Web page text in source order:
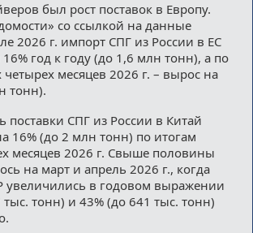
был рост поставок в Европу.
со ссылкой на данные
2026 г. импорт СПГ из России в ЕС
год к году (до 1,6 млн тонн), а по
месяцев 2026 г. – вырос на
тонн).
поставки СПГ из России в Китай
16% (до 2 млн тонн) по итогам
месяцев 2026 г. Свыше половины
на март и апрель 2026 г., когда
увеличились в годовом выражении
тыс. тонн) и 43% (до 641 тыс. тонн)